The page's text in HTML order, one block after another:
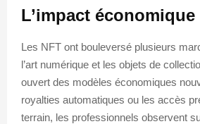
L’impact économique
Les NFT ont bouleversé plusieurs
l’art numérique et les objets de
ouvert des modèles économiques
royalties automatiques ou les accès
terrain, les professionnels observent